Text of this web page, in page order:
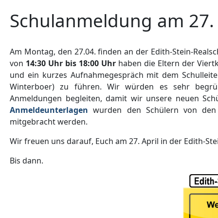
Schulanmeldung am
Am Montag, den 27.04. finden an der Edith-Stein-
von 14:30 Uhr bis 18:00 Uhr haben die Eltern der
und ein kurzes Aufnahmegespräch mit dem
Winterboer) zu führen. Wir würden es sehr
Anmeldungen begleiten, damit wir unsere neuen
Anmeldeunterlagen wurden den Schülern von
mitgebracht werden.
Wir freuen uns darauf, Euch am 27. April in der Edith-
Bis dann.